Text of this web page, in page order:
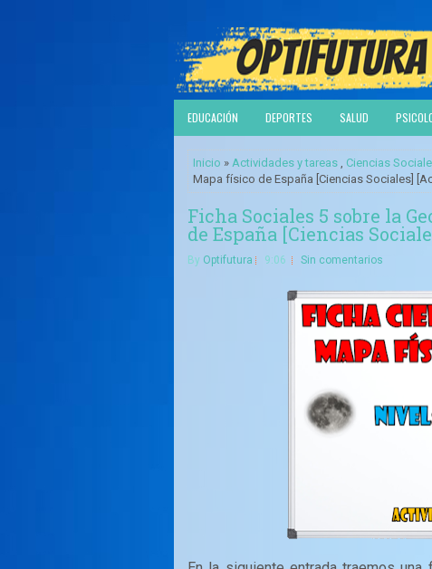
EDUCACIÓN DEPORTES SALUD
Inicio » Actividades y tareas , Ciencias
Mapa físico de España [Ciencias Sociales]
Ficha Sociales 5 sobre la
de España [Ciencias
By Optifutura 9:06 Sin comentarios